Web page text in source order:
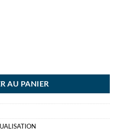
AU PANIER